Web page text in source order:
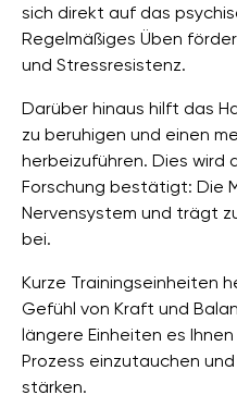
sich direkt auf das
Regelmäßiges Üben
und Stressresistenz.
Darüber hinaus hilft das
zu beruhigen und einen
herbeizuführen. Dies wird
Forschung bestätigt: Die
Nervensystem und trägt
bei.
Kurze Trainingseinheiten
Gefühl von Kraft und
längere Einheiten es
Prozess einzutauchen
stärken.